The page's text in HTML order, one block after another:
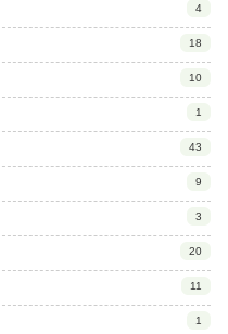
4
18
10
1
43
9
3
20
11
1